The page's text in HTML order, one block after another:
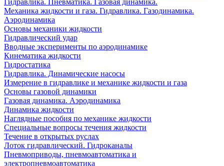
Гидравлика. Пневматика. Газовая динамика.
Механика жидкости и газа. Гидравлика. Газодинамика.
Аэродинамика
Основы механики жидкости
Гидравлический удар
Вводные эксперименты по аэродинамике
Кинематика жидкости
Гидростатика
Гидравлика. Динамические насосы
Измерение в гидравлике и механике жидкости и газа
Основы газовой динамики
Газовая динамика. Аэродинамика
Динамика жидкости
Наглядные пособия по механике жидкости
Специальные вопросы течения жидкости
Течение в открытых руслах
Лоток гидравлический. Гидроканалы
Пневмоприводы, пневмоавтоматика и
электропневмоавтоматика